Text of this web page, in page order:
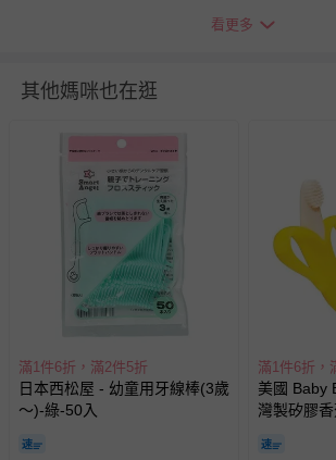
看更多
其他媽咪也在逛
滿1件6折，滿2件5折
日本西松屋 - 幼童用牙線棒(3歲
～)-綠-50入
滿1件6折，
美國 Baby
灣製矽膠